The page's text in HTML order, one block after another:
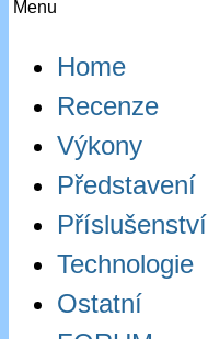
Menu
Home
Recenze
Výkony
Představení
Příslušenství
Technologie
Ostatní